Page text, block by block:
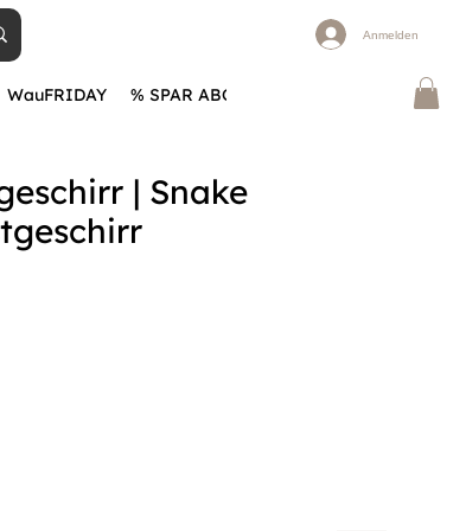
Anmelden
WauFRIDAY % SPAR ABOS Warum
| Snake